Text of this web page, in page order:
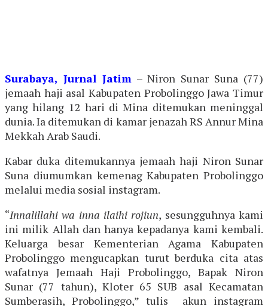
Surabaya, Jurnal Jatim – Niron Sunar Suna (77)
jemaah haji asal Kabupaten Probolinggo Jawa Timur
yang hilang 12 hari di Mina ditemukan meninggal
dunia. Ia ditemukan di kamar jenazah RS Annur Mina
Mekkah Arab Saudi.
Kabar duka ditemukannya jemaah haji Niron Sunar
Suna diumumkan kemenag Kabupaten Probolinggo
melalui media sosial instagram.
“Innalillahi wa inna ilaihi rojiun, sesungguhnya kami
ini milik Allah dan hanya kepadanya kami kembali.
Keluarga besar Kementerian Agama Kabupaten
Probolinggo mengucapkan turut berduka cita atas
wafatnya Jemaah Haji Probolinggo, Bapak Niron
Sunar (77 tahun), Kloter 65 SUB asal Kecamatan
Sumberasih, Probolinggo,” tulis akun instagram